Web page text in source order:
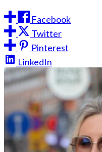
Facebook
Twitter
Pinterest
LinkedIn